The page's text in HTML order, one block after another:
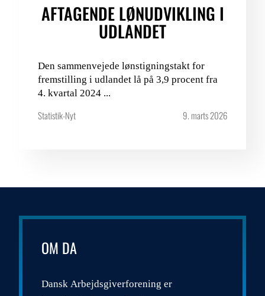
AFTAGENDE LØNUDVIKLING I
UDLANDET
Den sammenvejede lønstigningstakt for
fremstilling i udlandet lå på 3,9 procent fra
4. kvartal 2024 ...
Statistik-Nyt 9. marts 2026
OM DA
Dansk Arbejdsgiverforening er